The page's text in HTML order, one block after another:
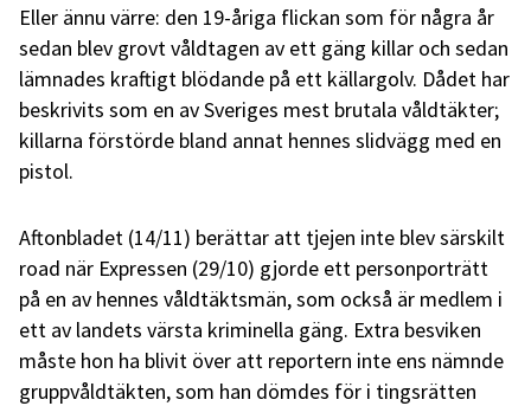
Eller ännu värre: den 19-åriga flickan som för några år
sedan blev grovt våldtagen av ett gäng killar och sedan
lämnades kraftigt blödande på ett källargolv. Dådet har
beskrivits som en av Sveriges mest brutala våldtäkter;
killarna förstörde bland annat hennes slidvägg med en
pistol.
Aftonbladet (14/11) berättar att tjejen inte blev särskilt
road när Expressen (29/10) gjorde ett personporträtt
på en av hennes våldtäktsmän, som också är medlem i
ett av landets värsta kriminella gäng. Extra besviken
måste hon ha blivit över att reportern inte ens nämnde
gruppvåldtäkten, som han dömdes för i tingsrätten